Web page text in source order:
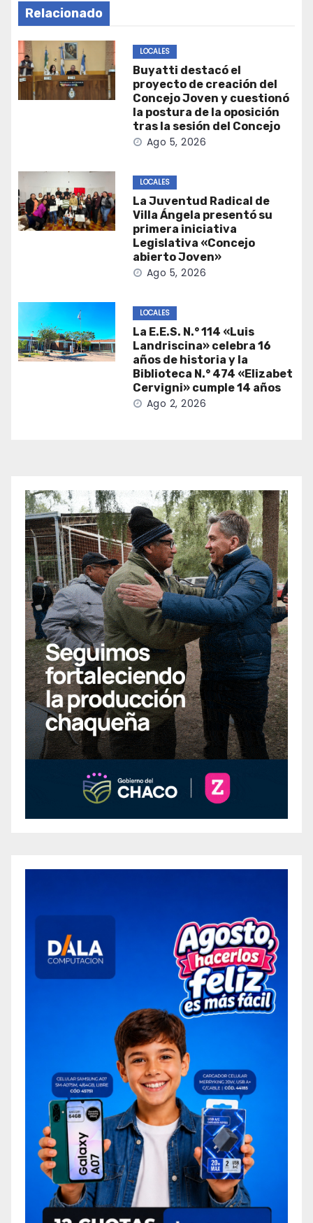
Relacionado
LOCALES
Buyatti destacó el
proyecto de creación del
Concejo Joven y cuestionó
la postura de la oposición
tras la sesión del Concejo
Ago 5, 2026
LOCALES
La Juventud Radical de
Villa Ángela presentó su
primera iniciativa
Legislativa «Concejo
abierto Joven»
Ago 5, 2026
LOCALES
La E.E.S. N.° 114 «Luis
Landriscina» celebra 16
años de historia y la
Biblioteca N.° 474 «Elizabet
Cervigni» cumple 14 años
Ago 2, 2026